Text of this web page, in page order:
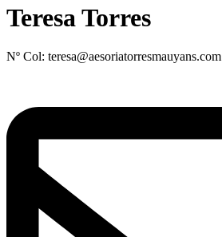
Teresa Torres
Nº Col: teresa@aesoriatorresmauyans.com